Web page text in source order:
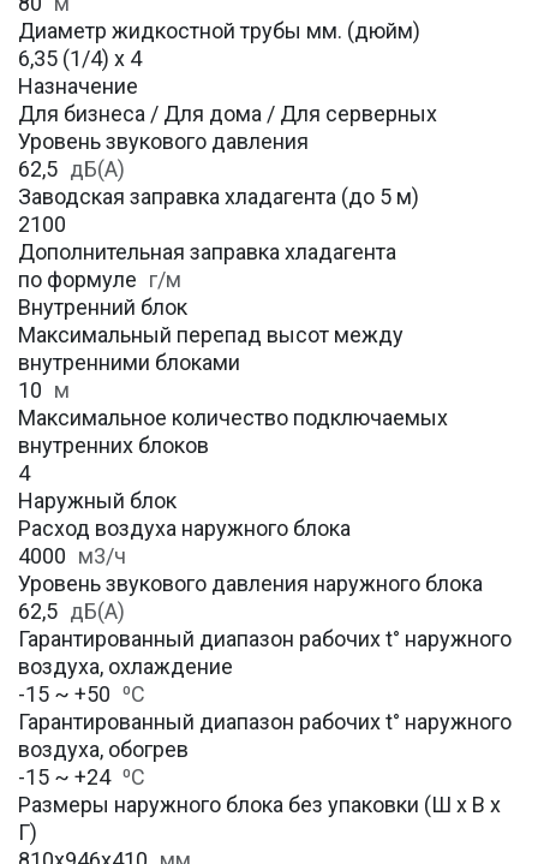
Диаметр жидкостной трубы мм. (дюйм)
6,35 (1/4) х 4
Назначение
Для бизнеса / Для дома / Для серверных
Уровень звукового давления
62,5 дБ(А)
Заводская заправка хладагента (до 5 м)
2100
Дополнительная заправка хладагента
по формуле г/м
Внутренний блок
Максимальный перепад высот между
внутренними блоками
10 м
Максимальное количество подключаемых
внутренних блоков
4
Наружный блок
Расход воздуха наружного блока
4000 м3/ч
Уровень звукового давления наружного блока
62,5 дБ(А)
Гарантированный диапазон рабочих t° наружного
воздуха, охлаждение
-15 ~ +50 ⁰С
Гарантированный диапазон рабочих t° наружного
воздуха, обогрев
-15 ~ +24 ⁰С
Размеры наружного блока без упаковки (Ш х В х
Г)